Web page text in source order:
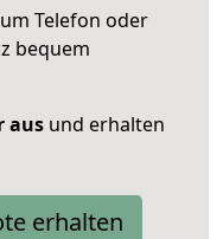
Telefon oder
bequem
aus und erhalten
erhalten